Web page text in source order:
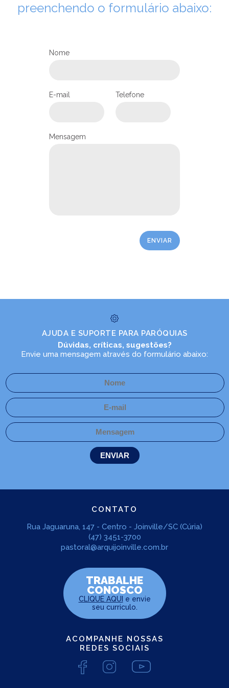
Festa da Padroeira Santa
Terezinha do Menino Jesus
preenchendo o formulário abaixo:
Nome
E-mail Telefone
Mensagem
AJUDA E SUPORTE PARA PARÓQUIAS
Dúvidas, críticas, sugestões?
Envie uma mensagem através do formulário abaixo:
CONTATO
Rua Jaguaruna, 147 - Centro - Joinville/SC (Cúria)
(47) 3451-3700
pastoral@arquijoinville.com.br
TRABALHE
CONOSCO
CLIQUE AQUI e envie
seu curriculo.
ACOMPANHE NOSSAS
REDES SOCIAIS